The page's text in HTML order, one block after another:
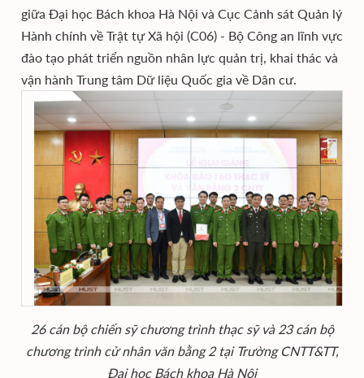
giữa Đại học Bách khoa Hà Nội và Cục Cảnh sát Quản lý
Hành chính về Trật tự Xã hội (C06) - Bộ Công an lĩnh vực
đào tạo phát triển nguồn nhân lực quản trị, khai thác và
vận hành Trung tâm Dữ liệu Quốc gia về Dân cư.
26 cán bộ chiến sỹ chương trình thạc sỹ và 23 cán bộ
chương trình cử nhân văn bằng 2 tại Trường CNTT&TT,
Đại học Bách khoa Hà Nội